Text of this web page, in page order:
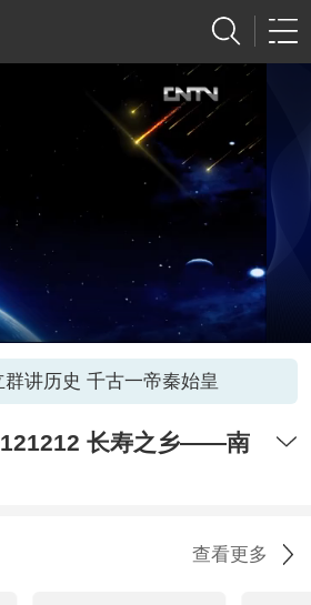
群讲历史 千古一帝秦始皇
长寿之乡——南
查看更多